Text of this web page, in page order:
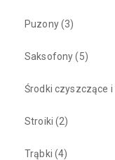
Puzony(3)
Saksofony(5)
Środki czyszczące i
Stroiki (2)
Trąbki (4)